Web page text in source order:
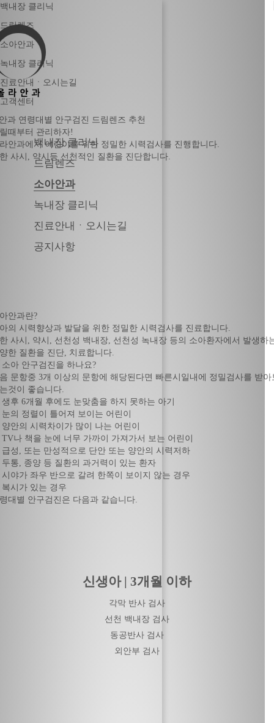
백내장 클리닉
드림렌즈
소아안과
녹내장 클리닉
진료안내ㆍ오시는길
공지사항
백내장 클리닉
드림렌즈
소아안과
녹내장 클리닉
진료안내ㆍ오시는길
고객센터
과 연령대별 안구검진 드림렌즈 추천
때부터 관리하자!
안과에서 어린이를 위한 정밀한 시력검사를 진행합니다.
사시, 약시등 선천적인 질환을 진단합니다.
안과란?
의 시력향상과 발달을 위한 정밀한 시력검사를 진료합니다.
사시, 약시, 선천성 백내장, 선천성 녹내장 등의 소아환자에서 발생하
한 질환을 진단, 치료합니다.
소아 안구검진을 하나요?
문항중 3개 이상의 문항에 해당된다면 빠른시일내에 정밀검사를 받아
것이 좋습니다.
후 6개월 후에도 눈맞춤을 하지 못하는 아기
의 정렬이 틀어져 보이는 어린이
안의 시력차이가 많이 나는 어린이
나 책을 눈에 너무 가까이 가져가서 보는 어린이
성, 또는 만성적으로 단안 또는 양안의 시력저하
통, 종양 등 질환의 과거력이 있는 환자
야가 좌우 반으로 갈려 한쪽이 보이지 않는 경우
시가 있는 경우
대별 안구검진은 다음과 같습니다.
신생아 | 3개월 이하
각막 반사 검사
선천 백내장 검사
동공반사 검사
외안부 검사